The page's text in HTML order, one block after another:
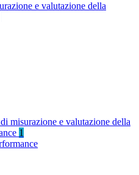
e valutazione della
misurazione e valutazione della
1